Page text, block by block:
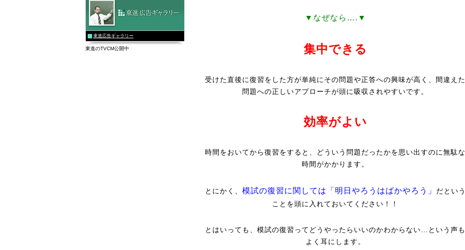
▼なぜなら….▼
集中できる
受けた直後に復習をした方が単純にその問題や正答への興味が高く、間違えた
問題への正しいアプローチが頭に吸収されやすいです。
効率がよい
時間をおいてから復習をすると、どういう問題だったかを思い出すのに無駄な
時間がかかります。
とにかく、 模試の復習に関しては「明日やろうはばかやろう」
だという
ことを頭に入れておいてください！！
とはいっても、模試の復習ってどうやったらいいのかわからない…という声も
よく耳にします。
東進広告ギャラリー
東進のTVCM公開中